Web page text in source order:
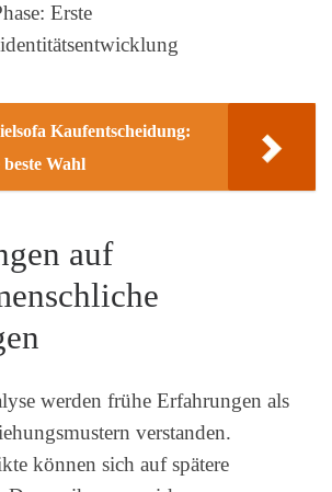
Erste
Kaufentscheidung:
Wahl
auf
werden frühe Erfahrungen als
verstanden.
können sich auf spätere